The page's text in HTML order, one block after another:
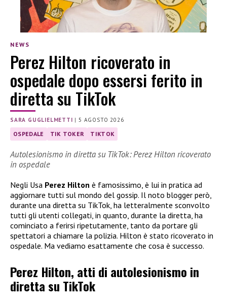
NEWS
Perez Hilton ricoverato in
ospedale dopo essersi ferito in
diretta su TikTok
SARA GUGLIELMETTI |5 AGOSTO 2026
OSPEDALE TIK TOKER TIKTOK
Autolesionismo in diretta su TikTok: Perez Hilton ricoverato
in ospedale
Negli Usa Perez Hilton è famosissimo, è lui in pratica ad
aggiornare tutti sul mondo del gossip. Il noto blogger però,
durante una diretta su TikTok, ha letteralmente sconvolto
tutti gli utenti collegati, in quanto, durante la diretta, ha
cominciato a ferirsi ripetutamente, tanto da portare gli
spettatori a chiamare la polizia. Hilton è stato ricoverato in
ospedale. Ma vediamo esattamente che cosa è successo.
Perez Hilton, atti di autolesionismo in
diretta su TikTok